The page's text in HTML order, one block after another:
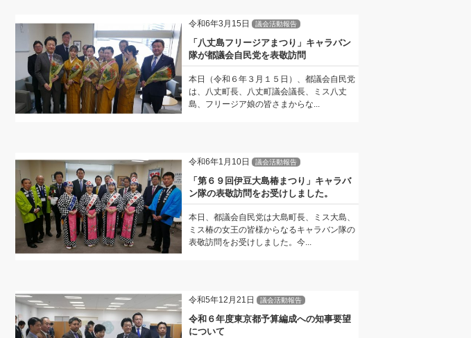
令和6年3月15日 議会活動報告
「八丈島フリージアまつり」キャラバン
隊が都議会自民党を表敬訪問
本日（令和６年３月１５日）、都議会自民党
は、八丈町長、八丈町議会議長、ミス八丈
島、フリージア娘の皆さまからな...
令和6年1月10日 議会活動報告
「第６９回伊豆大島椿まつり」キャラバ
ン隊の表敬訪問をお受けしました。
本日、都議会自民党は大島町長、ミス大島、
ミス椿の女王の皆様からなるキャラバン隊の
表敬訪問をお受けしました。今...
令和5年12月21日 議会活動報告
令和６年度東京都予算編成への知事要望
について